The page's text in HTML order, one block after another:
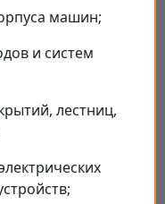
машин;
и систем
лестниц,